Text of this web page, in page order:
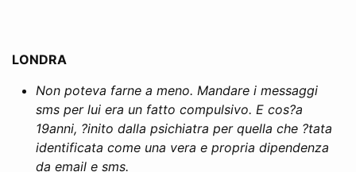
LONDRA
Non poteva farne a meno. Mandare i messaggi
sms per lui era un fatto compulsivo. E cos?a
19anni, ?inito dalla psichiatra per quella che ?tata
identificata come una vera e propria dipendenza
da email e sms.